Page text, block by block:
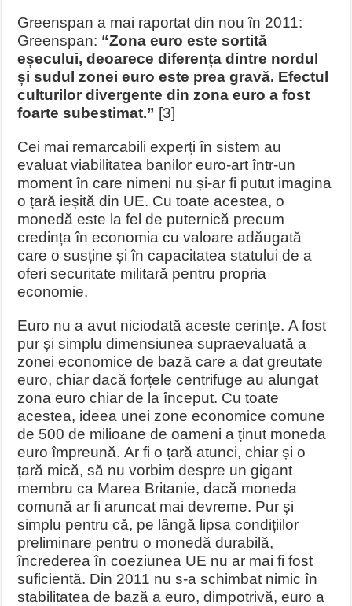
Greenspan a mai raportat din nou în 2011:
Greenspan: “Zona euro este sortită
eșecului, deoarece diferența dintre nordul
și sudul zonei euro este prea gravă. Efectul
culturilor divergente din zona euro a fost
foarte subestimat.” [3]
Cei mai remarcabili experți în sistem au
evaluat viabilitatea banilor euro-art într-un
moment în care nimeni nu și-ar fi putut imagina
o țară ieșită din UE. Cu toate acestea, o
monedă este la fel de puternică precum
credința în economia cu valoare adăugată
care o susține și în capacitatea statului de a
oferi securitate militară pentru propria
economie.
Euro nu a avut niciodată aceste cerințe. A fost
pur și simplu dimensiunea supraevaluată a
zonei economice de bază care a dat greutate
euro, chiar dacă forțele centrifuge au alungat
zona euro chiar de la început. Cu toate
acestea, ideea unei zone economice comune
de 500 de milioane de oameni a ținut moneda
euro împreună. Ar fi o țară atunci, chiar și o
țară mică, să nu vorbim despre un gigant
membru ca Marea Britanie, dacă moneda
comună ar fi aruncat mai devreme. Pur și
simplu pentru că, pe lângă lipsa condițiilor
preliminare pentru o monedă durabilă,
încrederea în coeziunea UE nu ar mai fi fost
suficientă. Din 2011 nu s-a schimbat nimic în
stabilitatea de bază a euro, dimpotrivă, euro a